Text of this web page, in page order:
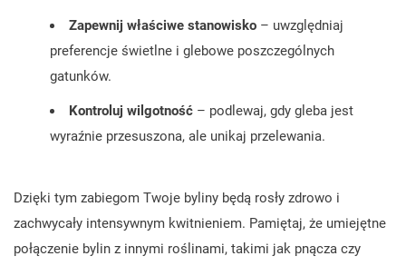
Zapewnij właściwe stanowisko – uwzględniaj
preferencje świetlne i glebowe poszczególnych
gatunków.
Kontroluj wilgotność – podlewaj, gdy gleba jest
wyraźnie przesuszona, ale unikaj przelewania.
Dzięki tym zabiegom Twoje byliny będą rosły zdrowo i
zachwycały intensywnym kwitnieniem. Pamiętaj, że umiejętne
połączenie bylin z innymi roślinami, takimi jak pnącza czy